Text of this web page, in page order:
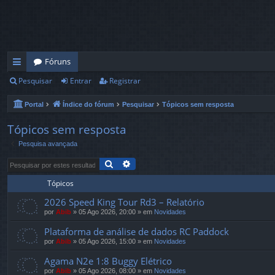
in
ks
d
Fóruns
Pesquisar Entrar Registrar
Portal Índice do fórum Pesquisar Tópicos sem resposta
Tópicos sem resposta
Pesquisa avançada
Pesquisar
Tópicos
2026 Speed ​​King Tour Rd3 – Relatório
por Abib » 05 Ago 2026, 20:00 » em Novidades
Plataforma de análise de dados RC Paddock
por Abib » 05 Ago 2026, 15:00 » em Novidades
Agama N2e 1:8 Buggy Elétrico
por Abib » 05 Ago 2026, 08:00 » em Novidades